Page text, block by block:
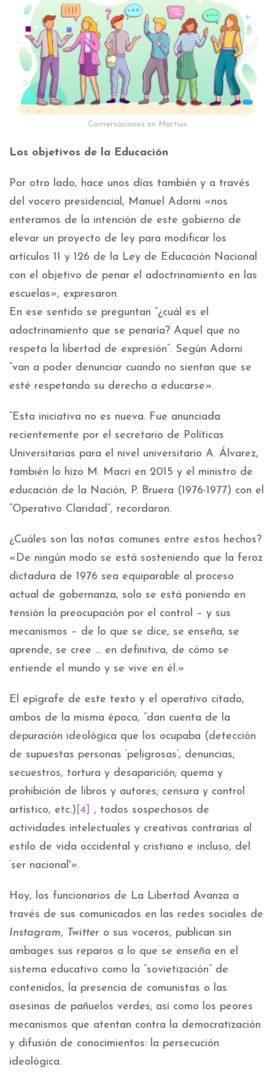
Conversaciones en Martius
Los objetivos de la Educación
Por otro lado, hace unos días también y a través
del vocero presidencial, Manuel Adorni «nos
enteramos de la intención de este gobierno de
elevar un proyecto de ley para modificar los
artículos 11 y 126 de la Ley de Educación Nacional
con el objetivo de penar el adoctrinamiento en las
escuelas», expresaron.
En ese sentido se preguntan “¿cuál es el
adoctrinamiento que se penaría? Aquel que no
respeta la libertad de expresión”. Según Adorni
“van a poder denunciar cuando no sientan que se
esté respetando su derecho a educarse».
“Esta iniciativa no es nueva. Fue anunciada
recientemente por el secretario de Políticas
Universitarias para el nivel universitario A. Álvarez,
también lo hizo M. Macri en 2015 y el ministro de
educación de la Nación, P. Bruera (1976-1977) con el
“Operativo Claridad”, recordaron.
¿Cuáles son las notas comunes entre estos hechos?
«De ningún modo se está sosteniendo que la feroz
dictadura de 1976 sea equiparable al proceso
actual de gobernanza, solo se está poniendo en
tensión la preocupación por el control – y sus
mecanismos – de lo que se dice, se enseña, se
aprende, se cree … en definitiva, de cómo se
entiende el mundo y se vive en él.»
El epígrafe de este texto y el operativo citado,
ambos de la misma época, “dan cuenta de la
depuración ideológica que los ocupaba (detección
de supuestas personas ‘peligrosas’, denuncias,
secuestros, tortura y desaparición; quema y
prohibición de libros y autores; censura y control
artístico, etc.) [4]
, todos sospechosos de
actividades intelectuales y creativas contrarias al
estilo de vida occidental y cristiano e incluso, del
‘ser nacional'».
Hoy, los funcionarios de La Libertad Avanza a
través de sus comunicados en las redes sociales de
Instagram, Twitter o sus voceros, publican sin
ambages sus reparos a lo que se enseña en el
sistema educativo como la “sovietización” de
contenidos, la presencia de comunistas o las
asesinas de pañuelos verdes; así como los peores
mecanismos que atentan contra la democratización
y difusión de conocimientos: la persecución
ideológica.